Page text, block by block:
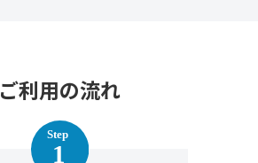
ご利用の流れ